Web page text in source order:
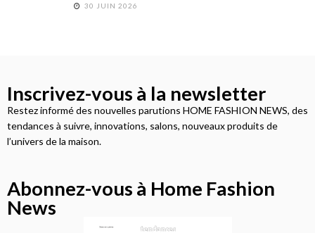
30 JUIN 2026
Inscrivez-vous à la newsletter
Restez informé des nouvelles parutions HOME FASHION NEWS, des
tendances à suivre, innovations, salons, nouveaux produits de
l’univers de la maison.
Abonnez-vous à Home Fashion
News